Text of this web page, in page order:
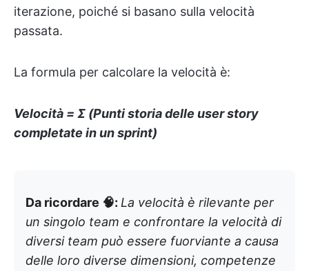
iterazione, poiché si basano sulla velocità
passata.
La formula per calcolare la velocità è:
Velocità = Σ (Punti storia delle user story
completate in un sprint)
Da ricordare 🧠: La velocità è rilevante per
un singolo team e confrontare la velocità di
diversi team può essere fuorviante a causa
delle loro diverse dimensioni, competenze